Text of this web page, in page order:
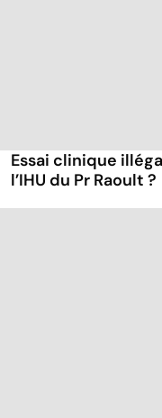
Essai clinique
l’IHU du Pr Raoult ?